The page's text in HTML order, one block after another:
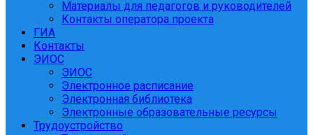
Материалы для педагогов и руководителей
Контакты оператора проекта
ГИА
Контакты
ЭИОС
ЭИОС
Электронное расписание
Электронная библиотека
Электронные образовательные ресурсы
Трудоустройство